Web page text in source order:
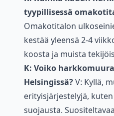
tyypillisessä
Omakotitalon
kestää yleensä 2-4
koosta ja muista
K: Voiko
Helsingissä?V: Kyllä,
erityisjärjestelyjä,
suojausta.